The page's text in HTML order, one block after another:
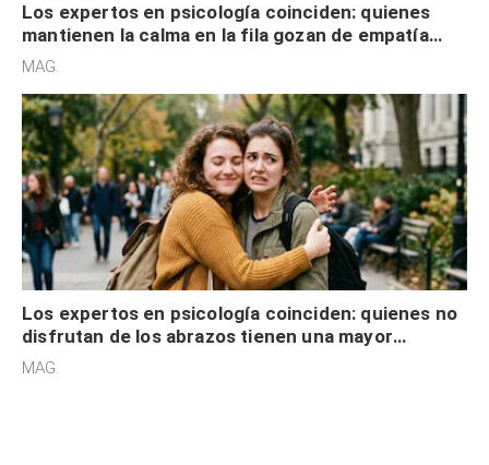
Los expertos en psicología coinciden: quienes
mantienen la calma en la fila gozan de empatía
cognitiva, gratitud y no solo tienen autocontrol
MAG.
Los expertos en psicología coinciden: quienes no
disfrutan de los abrazos tienen una mayor
sensibilidad a los estímulos físicos y no es por
MAG.